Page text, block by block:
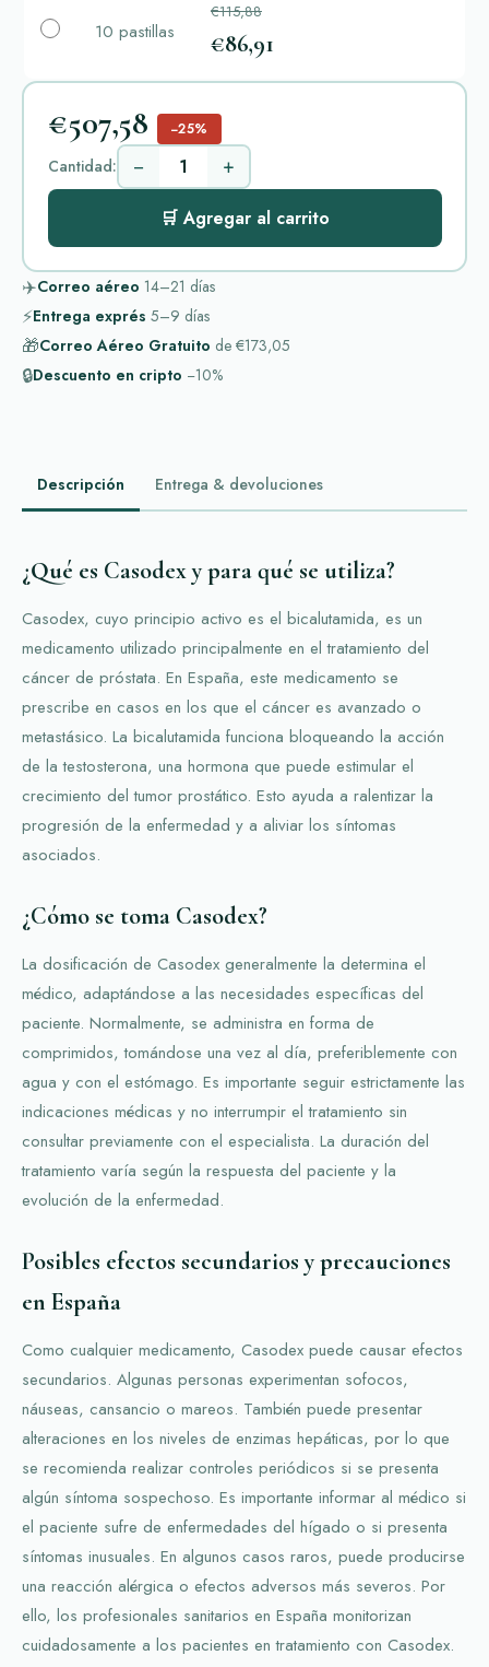
10 pastillas
€115,88
€86,91
€507,58 −25%
Cantidad: − +
🛒 Agregar al carrito
✈️Correo aéreo 14–21 días
⚡Entrega exprés 5–9 días
🎁Correo Aéreo Gratuito de €173,05
🔒Descuento en cripto −10%
Descripción Entrega & devoluciones
¿Qué es Casodex y para qué se utiliza?
Casodex, cuyo principio activo es el bicalutamida, es un
medicamento utilizado principalmente en el tratamiento del
cáncer de próstata. En España, este medicamento se
prescribe en casos en los que el cáncer es avanzado o
metastásico. La bicalutamida funciona bloqueando la acción
de la testosterona, una hormona que puede estimular el
crecimiento del tumor prostático. Esto ayuda a ralentizar la
progresión de la enfermedad y a aliviar los síntomas
asociados.
¿Cómo se toma Casodex?
La dosificación de Casodex generalmente la determina el
médico, adaptándose a las necesidades específicas del
paciente. Normalmente, se administra en forma de
comprimidos, tomándose una vez al día, preferiblemente con
agua y con el estómago. Es importante seguir estrictamente las
indicaciones médicas y no interrumpir el tratamiento sin
consultar previamente con el especialista. La duración del
tratamiento varía según la respuesta del paciente y la
evolución de la enfermedad.
Posibles efectos secundarios y precauciones
en España
Como cualquier medicamento, Casodex puede causar efectos
secundarios. Algunas personas experimentan sofocos,
náuseas, cansancio o mareos. También puede presentar
alteraciones en los niveles de enzimas hepáticas, por lo que
se recomienda realizar controles periódicos si se presenta
algún síntoma sospechoso. Es importante informar al médico si
el paciente sufre de enfermedades del hígado o si presenta
síntomas inusuales. En algunos casos raros, puede producirse
una reacción alérgica o efectos adversos más severos. Por
ello, los profesionales sanitarios en España monitorizan
cuidadosamente a los pacientes en tratamiento con Casodex.